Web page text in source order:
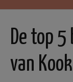
De top
van